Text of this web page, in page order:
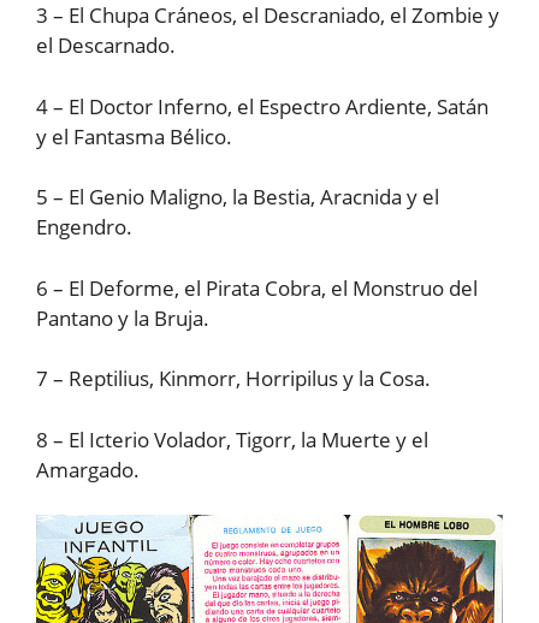
3 – El Chupa Cráneos, el Descraniado, el Zombie y
el Descarnado.
4 – El Doctor Inferno, el Espectro Ardiente, Satán
y el Fantasma Bélico.
5 – El Genio Maligno, la Bestia, Aracnida y el
Engendro.
6 – El Deforme, el Pirata Cobra, el Monstruo del
Pantano y la Bruja.
7 – Reptilius, Kinmorr, Horripilus y la Cosa.
8 – El Icterio Volador, Tigorr, la Muerte y el
Amargado.